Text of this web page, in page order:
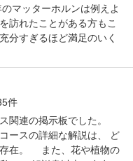
マッターホルンは例えよ
訪れたことがある方もこ
分すぎるほど満足のいく
件
関連の掲示板でした。
ースの詳細な解説は、 ど
存在。 また、花や植物の